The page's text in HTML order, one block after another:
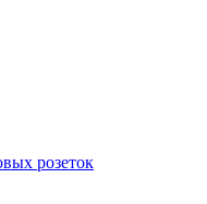
розеток